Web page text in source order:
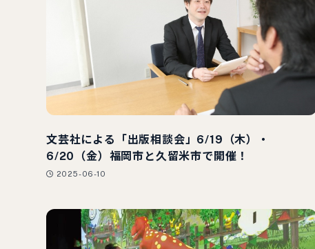
文芸社による「出版相談会」6/19（木）・
6/20（金）福岡市と久留米市で開催！
2025-06-10